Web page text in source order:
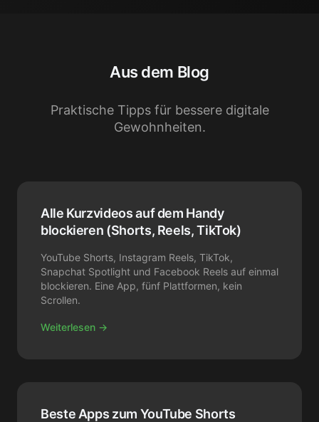
Aus dem Blog
Praktische Tipps für bessere digitale
Gewohnheiten.
Alle Kurzvideos auf dem Handy
blockieren (Shorts, Reels, TikTok)
YouTube Shorts, Instagram Reels, TikTok,
Snapchat Spotlight und Facebook Reels auf einmal
blockieren. Eine App, fünf Plattformen, kein
Scrollen.
Weiterlesen →
Beste Apps zum YouTube Shorts